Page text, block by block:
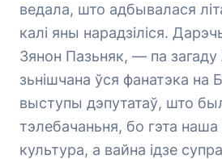
ведала, што адбывалася
калі яны нарадзіліся.
Зянон Пазьняк, — па загаду
зьнішчана ўся фанатэка на
выступы дэпутатаў, што
тэлебачаньня, бо гэта наша
культура, а вайна ідзе